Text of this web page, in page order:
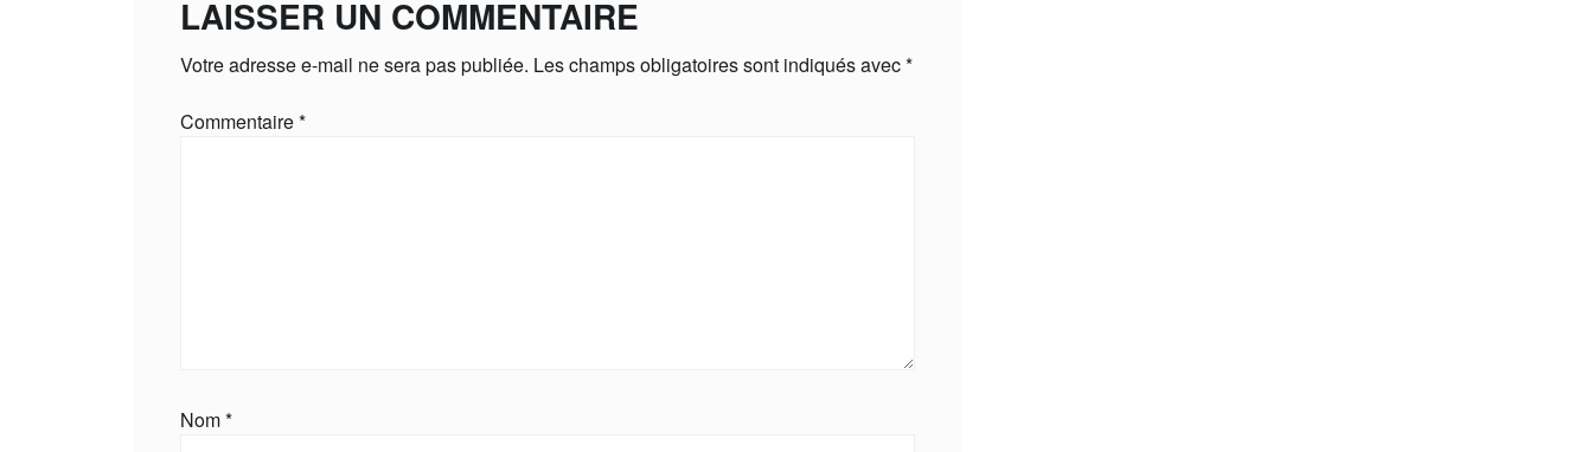
LAISSER UN COMMENTAIRE
Votre adresse e-mail ne sera pas publiée. Les champs obligatoires sont indiqués avec*
Commentaire*
Nom*